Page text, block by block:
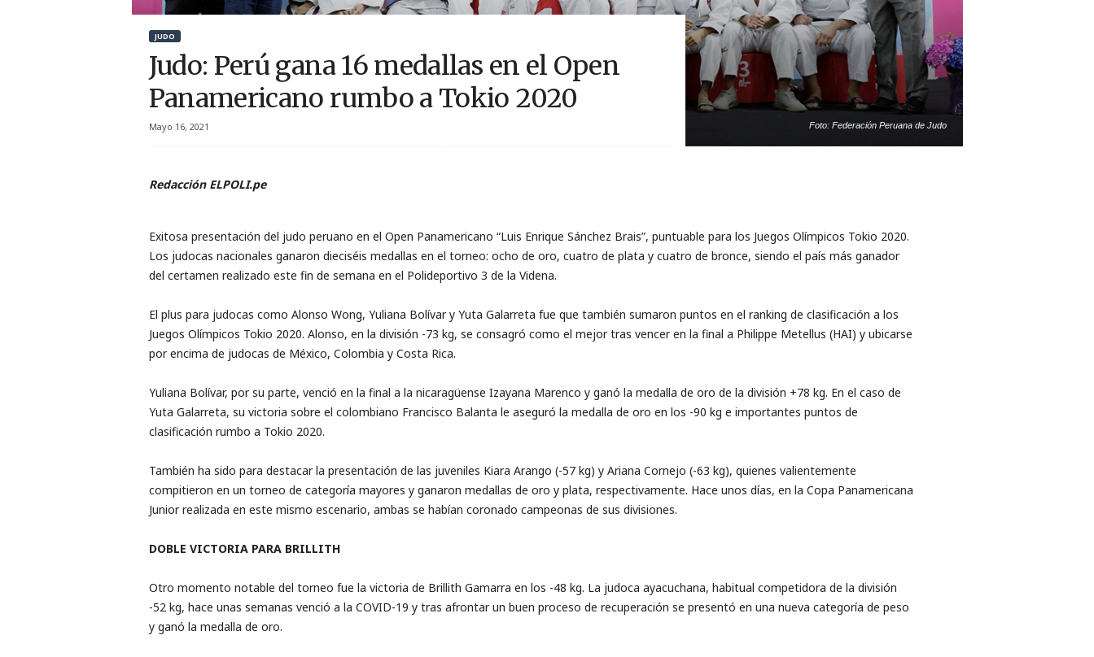
r
Foto: Federación Peruana de Judo
JUDO
Judo: Perú gana 16 medallas en el Open
Panamericano rumbo a Tokio 2020
Mayo 16, 2021
Redacción ELPOLI.pe
Exitosa presentación del judo peruano en el Open Panamericano “Luis Enrique Sánchez Brais”, puntuable para los Juegos Olímpicos Tokio 2020.
Los judocas nacionales ganaron dieciséis medallas en el torneo: ocho de oro, cuatro de plata y cuatro de bronce, siendo el país más ganador
del certamen realizado este fin de semana en el Polideportivo 3 de la Videna.
El plus para judocas como Alonso Wong, Yuliana Bolívar y Yuta Galarreta fue que también sumaron puntos en el ranking de clasificación a los
Juegos Olímpicos Tokio 2020. Alonso, en la división -73 kg, se consagró como el mejor tras vencer en la final a Philippe Metellus (HAI) y ubicarse
por encima de judocas de México, Colombia y Costa Rica.
Yuliana Bolívar, por su parte, venció en la final a la nicaragüense Izayana Marenco y ganó la medalla de oro de la división +78 kg. En el caso de
Yuta Galarreta, su victoria sobre el colombiano Francisco Balanta le aseguró la medalla de oro en los -90 kg e importantes puntos de
clasificación rumbo a Tokio 2020.
También ha sido para destacar la presentación de las juveniles Kiara Arango (-57 kg) y Ariana Cornejo (-63 kg), quienes valientemente
compitieron en un torneo de categoría mayores y ganaron medallas de oro y plata, respectivamente. Hace unos días, en la Copa Panamericana
Junior realizada en este mismo escenario, ambas se habían coronado campeonas de sus divisiones.
DOBLE VICTORIA PARA BRILLITH
Otro momento notable del torneo fue la victoria de Brillith Gamarra en los -48 kg. La judoca ayacuchana, habitual competidora de la división
-52 kg, hace unas semanas venció a la COVID-19 y tras afrontar un buen proceso de recuperación se presentó en una nueva categoría de peso
y ganó la medalla de oro.